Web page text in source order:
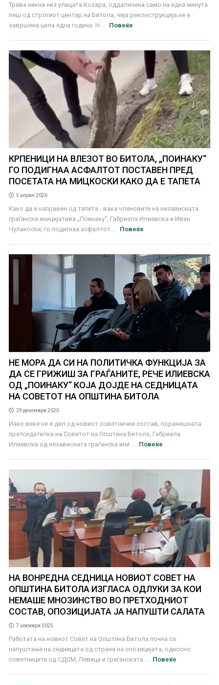
Трева никна низ улицата Козара, оддалечена само на една минута
пеш од строгиот центар на Битола, чија реконструкција не е
завршена цела една година. Н ...
Повеќе
КРПЕНИЦИ НА ВЛЕЗОТ ВО БИТОЛА, „ПОИНАКУ“
ГО ПОДИГНАА АСФАЛТОТ ПОСТАВЕН ПРЕД
ПОСЕТАТА НА МИЦКОСКИ КАКО ДА Е ТАПЕТА
5 април 2026
Како да е направен од тапета - вака членовите на независната
граѓанска иницијатива „Поинаку“, Габриела Илиевска и Иван
Чулакоски, го подигнаа асфалтот ...
Повеќе
НЕ МОРА ДА СИ НА ПОЛИТИЧКА ФУНКЦИЈА ЗА
ДА СЕ ГРИЖИШ ЗА ГРАЃАНИТЕ, РЕЧЕ ИЛИЕВСКА
ОД „ПОИНАКУ“ КОЈА ДОЈДЕ НА СЕДНИЦАТА
НА СОВЕТОТ НА ОПШТИНА БИТОЛА
29 декември 2025
Иако веќе не е дел од новиот советнички состав, поранешната
претседателка на Советот на Општина Битола, Габриела
Илиевска од независната граѓанска ини ...
Повеќе
НА ВОНРЕДНА СЕДНИЦА НОВИОТ СОВЕТ НА
ОПШТИНА БИТОЛА ИЗГЛАСА ОДЛУКИ ЗА КОИ
НЕМАШЕ МНОЗИНСТВО ВО ПРЕТХОДНИОТ
СОСТАВ, ОПОЗИЦИЈАТА ЈА НАПУШТИ САЛАТА
7 ноември 2025
Работата на новиот Совет на Општина Битола почна со
напуштање на седницата од страна на опозицијата, односно
советниците од СДСМ, Левица и граѓанската ...
Повеќе